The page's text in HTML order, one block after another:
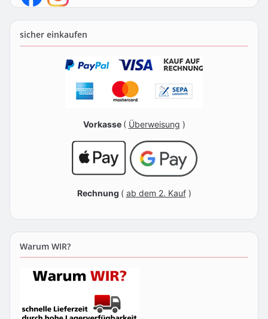
sicher einkaufen
Vorkasse ( Überweisung )
Rechnung ( ab dem 2. Kauf)
Warum WIR?